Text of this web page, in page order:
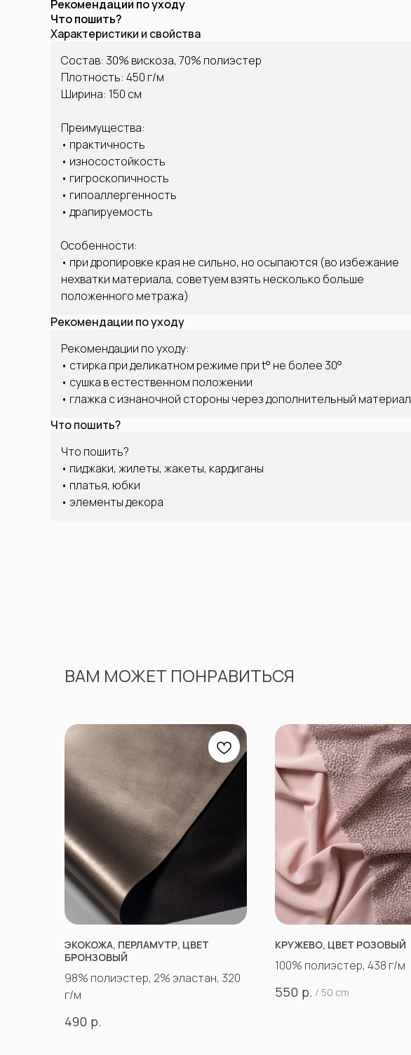
Рекомендации по уходу
Что пошить?
Характеристики и свойства
Состав: 30% вискоза, 70% полиэстер
Плотность: 450 г/м
Ширина: 150 см
Преимущества:
• практичность
• износостойкость
• гигроскопичность
• гипоаллергенность
• драпируемость
Особенности:
• при дропировке края не сильно, но осыпаются (во избежание
нехватки материала, советуем взять несколько больше
положенного метража)
Рекомендации по уходу
Рекомендации по уходу:
• стирка при деликатном режиме при t° не более 30°
• сушка в естественном положении
• глажка с изнаночной стороны через дополнительный материал
Что пошить?
Что пошить?
• пиджаки, жилеты, жакеты, кардиганы
• платья, юбки
• элементы декора
ВАМ МОЖЕТ ПОНРАВИТЬСЯ
ЭКОКОЖА, ПЕРЛАМУТР, ЦВЕТ
БРОНЗОВЫЙ
98% полиэстер, 2% эластан, 320
г/м
490 р.
КРУЖЕВО, ЦВЕТ РОЗОВЫЙ
100% полиэстер, 438 г/м
550 р. / 50 cm